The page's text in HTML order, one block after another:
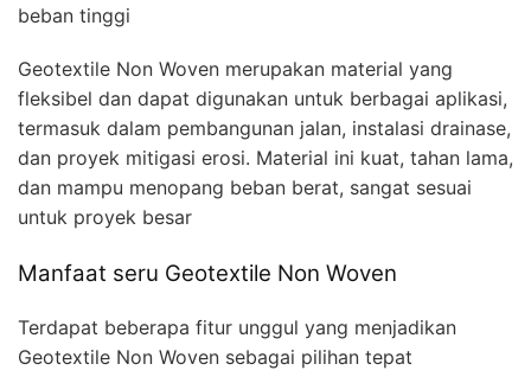
beban tinggi
Geotextile Non Woven merupakan material yang
fleksibel dan dapat digunakan untuk berbagai aplikasi,
termasuk dalam pembangunan jalan, instalasi drainase,
dan proyek mitigasi erosi. Material ini kuat, tahan lama,
dan mampu menopang beban berat, sangat sesuai
untuk proyek besar
Manfaat seru Geotextile Non Woven
Terdapat beberapa fitur unggul yang menjadikan
Geotextile Non Woven sebagai pilihan tepat